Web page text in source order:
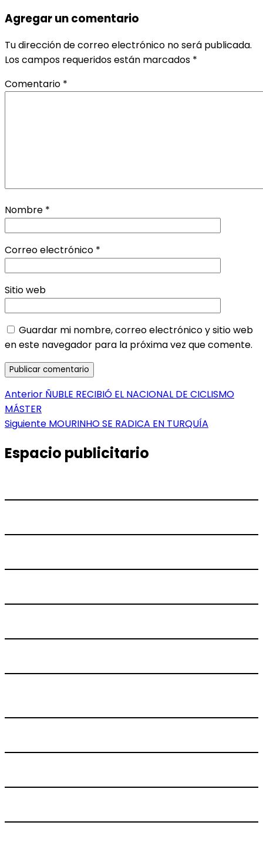
Agregar un comentario
Tu dirección de correo electrónico no será publicada.
Los campos requeridos están marcados *
Comentario *
Nombre *
Correo electrónico *
Sitio web
Guardar mi nombre, correo electrónico y sitio web
en este navegador para la próxima vez que comente.
Navegación
de
Anterior Entrada
ÑUBLE RECIBIÓ EL NACIONAL DE CICLISMO
MÁSTER
Siguiente Entrada
MOURINHO SE RADICA EN TURQUÍA
Espacio publicitario